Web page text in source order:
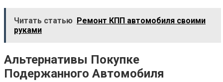
Читать статью Ремонт КПП автомобиля своими
руками
Альтернативы Покупке
Подержанного Автомобиля